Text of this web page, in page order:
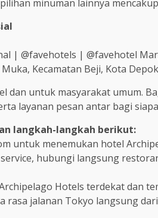
minuman lainnya
| @favehotels | @favehotel
Kecamatan Beji, Kota
dan untuk masyarakat umum.
layanan pesan antar bagi
langkah-langkah berikut:
untuk menemukan hotel
hubungi langsung
Hotels terdekat dan
rasa jalanan Tokyo langsung